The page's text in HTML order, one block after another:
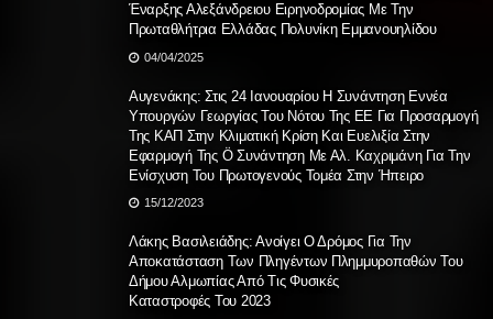
Έναρξης Αλεξάνδρειου Ειρηνοδρομίας Με Την
Πρωταθλήτρια Ελλάδας Πολυνίκη Εμμανουηλίδου
04/04/2025
Αυγενάκης: Στις 24 Ιανουαρίου Η Συνάντηση Εννέα
Υπουργών Γεωργίας Του Νότου Της ΕΕ Για Προσαρμογή
Της ΚΑΠ Στην Κλιματική Κρίση Και Ευελιξία Στην
Εφαρμογή Της Ö Συνάντηση Με Αλ. Καχριμάνη Για Την
Ενίσχυση Του Πρωτογενούς Τομέα Στην Ήπειρο
15/12/2023
Λάκης Βασιλειάδης: Ανοίγει Ο Δρόμος Για Την
Αποκατάσταση Των Πληγέντων Πλημμυροπαθών Του
Δήμου Αλμωπίας Από Τις Φυσικές
Καταστροφές Του 2023